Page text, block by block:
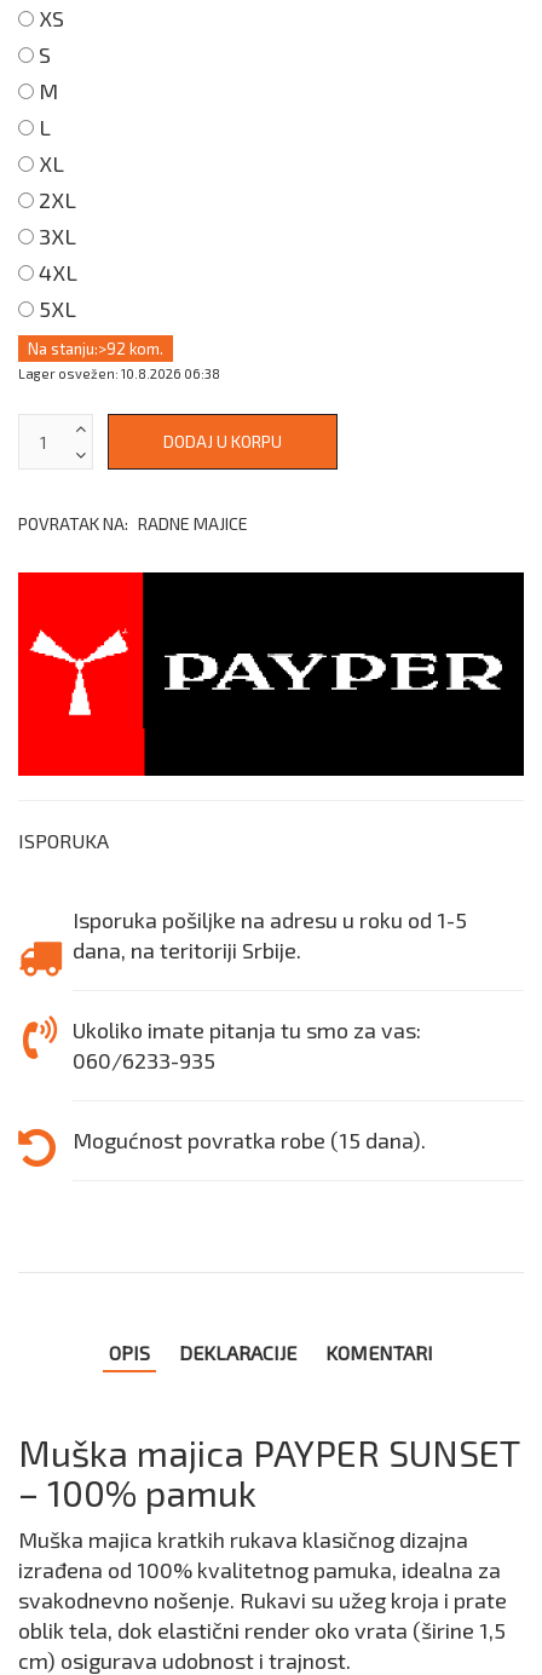
XS
S
M
L
XL
2XL
3XL
4XL
5XL
Na stanju:>92 kom.
Lager osvežen: 10.8.2026 06:38
POVRATAK NA: RADNE MAJICE
ISPORUKA
Isporuka pošiljke na adresu u roku od 1-5
dana, na teritoriji Srbije.
Ukoliko imate pitanja tu smo za vas:
060/6233-935
Mogućnost povratka robe (15 dana).
OPIS DEKLARACIJE KOMENTARI
Muška majica PAYPER SUNSET
– 100% pamuk
Muška majica kratkih rukava klasičnog dizajna
izrađena od 100% kvalitetnog pamuka, idealna za
svakodnevno nošenje. Rukavi su užeg kroja i prate
oblik tela, dok elastični render oko vrata (širine 1,5
cm) osigurava udobnost i trajnost.